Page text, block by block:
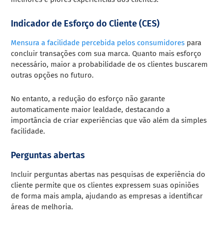
Indicador de Esforço do Cliente (CES)
Mensura a facilidade percebida pelos consumidores para
concluir transações com sua marca. Quanto mais esforço
necessário, maior a probabilidade de os clientes buscarem
outras opções no futuro.
No entanto, a redução do esforço não garante
automaticamente maior lealdade, destacando a
importância de criar experiências que vão além da simples
facilidade.
Perguntas abertas
Incluir perguntas abertas nas pesquisas de experiência do
cliente permite que os clientes expressem suas opiniões
de forma mais ampla, ajudando as empresas a identificar
áreas de melhoria.